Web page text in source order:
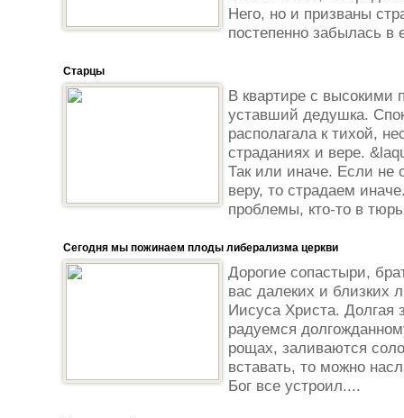
Него, но и призваны
постепенно забылась в
Старцы
В квартире с высокими
уставший дедушка.
располагала к тихой,
страданиях и вере.
Так или иначе. Если не
веру, то страдаем
проблемы, кто-то в
Сегодня мы пожинаем плоды либерализма церкви
Дорогие сопастыри,
вас далеких и близких
Иисуса Христа.
радуемся
рощах, заливаются
вставать, то можно
Бог все устроил....